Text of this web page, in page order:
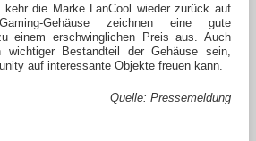
kehr die Marke LanCool wieder zurück auf
Gehäuse zeichnen eine gute
einem erschwinglichen Preis aus. Auch
Bestandteil der Gehäuse sein,
auf interessante Objekte freuen kann.
Quelle: Pressemeldung